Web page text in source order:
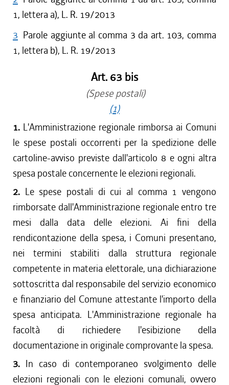
1, lettera a), L. R. 19/2013
3 Parole aggiunte al comma 3 da art. 103, comma
1, lettera b), L. R. 19/2013
Art. 63 bis
(Spese postali)
(1)
1. L'Amministrazione regionale rimborsa ai Comuni
le spese postali occorrenti per la spedizione delle
cartoline-avviso previste dall'articolo 8 e ogni altra
spesa postale concernente le elezioni regionali.
2. Le spese postali di cui al comma 1 vengono
rimborsate dall'Amministrazione regionale entro tre
mesi dalla data delle elezioni. Ai fini della
rendicontazione della spesa, i Comuni presentano,
nei termini stabiliti dalla struttura regionale
competente in materia elettorale, una dichiarazione
sottoscritta dal responsabile del servizio economico
e finanziario del Comune attestante l'importo della
spesa anticipata. L'Amministrazione regionale ha
facoltà di richiedere l'esibizione della
documentazione in originale comprovante la spesa.
3. In caso di contemporaneo svolgimento delle
elezioni regionali con le elezioni comunali, ovvero